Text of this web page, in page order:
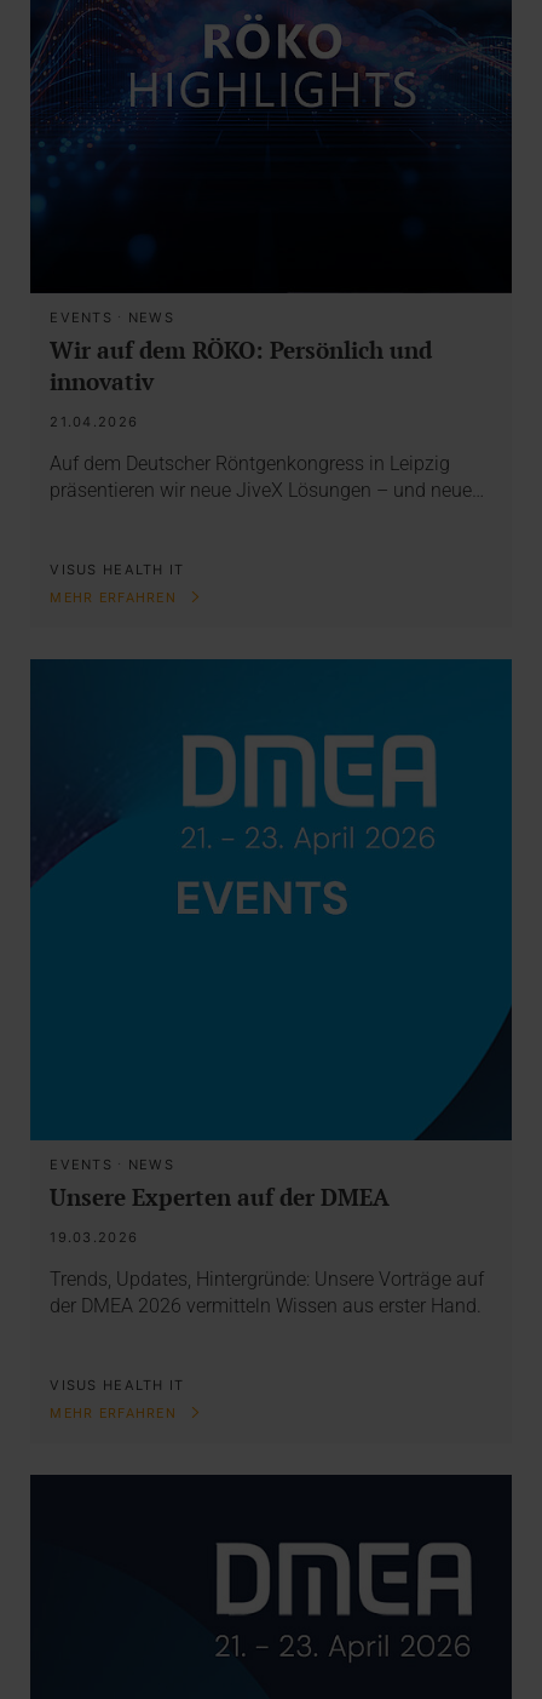
EVENTS · NEWS
Wir auf dem RÖKO: Persönlich und
innovativ
21.04.2026
Auf dem Deutscher Röntgenkongress in Leipzig
präsentieren wir neue JiveX Lösungen – und neue…
VISUS HEALTH IT
MEHR ERFAHREN
EVENTS · NEWS
Unsere Experten auf der DMEA
19.03.2026
Trends, Updates, Hintergründe: Unsere Vorträge auf
der DMEA 2026 vermitteln Wissen aus erster Hand.
VISUS HEALTH IT
MEHR ERFAHREN